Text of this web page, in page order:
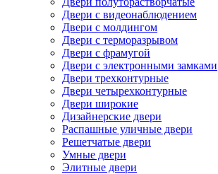
Двери с видеонаблюдением
Двери с молдингом
Двери с терморазрывом
Двери с фрамугой
Двери с электронными замками
Двери трехконтурные
Двери четырехконтурные
Двери широкие
Дизайнерские двери
Распашные уличные двери
Решетчатые двери
Умные двери
Элитные двери